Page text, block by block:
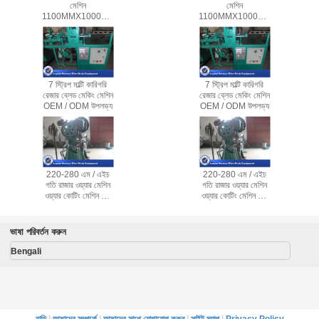
মেশিন
1100MMX1000MMX1700MM
সহজ রক্ষণাবেক্ষণ
7 স্ট্রিপ মাল্টি কারিগরি
রেজার ব্লেড মেকিং মেশিন
OEM / ODM উপলভ্য
220-280 এম / এইচ
গতি রাজার ওয়্যার মেশিন
ওয়্যার কোটিং মেশিন সিই
মেশিন
1100MMX1000MMX1700MM
সহজ রক্ষণাবেক্ষণ
7 স্ট্রিপ মাল্টি কারিগরি
রেজার ব্লেড মেকিং মেশিন
OEM / ODM উপলভ্য
220-280 এম / এইচ
গতি রাজার ওয়্যার মেশিন
ওয়্যার কোটিং মেশিন সিই
ভাষা পরিবর্তন করুন
Bengali